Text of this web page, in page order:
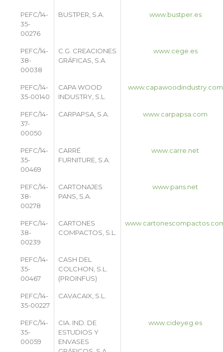
PEFC/14-
35-
00276
BUSTPER, S.A. www.bustper.es
PEFC/14-
38-
00038
C.G. CREACIONES
GRÁFICAS, S.A.
www.cege.es
PEFC/14-
35-00140
CAPA WOOD
INDUSTRY, S.L.
www.capawoodindustry.com
PEFC/14-
37-
00050
CARPAPSA, S.A. www.carpapsa.com
PEFC/14-
35-
00469
CARRÉ
FURNITURE, S.A.
www.carre.net
PEFC/14-
38-
00278
CARTONAJES
PANS, S.A.
www.pans.net
PEFC/14-
38-
00239
CARTONES
COMPACTOS, S.L.
PEFC/14-
35-
00467
CASH DEL
COLCHON, S.L.
(PROINFUS)
PEFC/14-
35-00227
CAVACAIX, S.L.
PEFC/14-
35-
00059
CIA. IND. DE
ESTUDIOS Y
ENVASES
www.cideyeg.es